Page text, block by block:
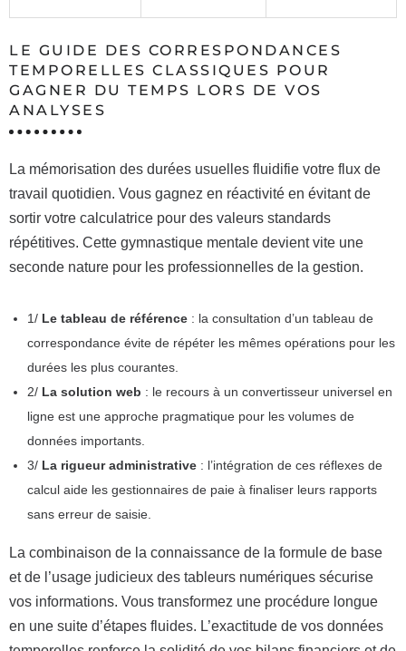
LE GUIDE DES CORRESPONDANCES
TEMPORELLES CLASSIQUES POUR
GAGNER DU TEMPS LORS DE VOS
ANALYSES
La mémorisation des durées usuelles fluidifie votre flux de
travail quotidien. Vous gagnez en réactivité en évitant de
sortir votre calculatrice pour des valeurs standards
répétitives. Cette gymnastique mentale devient vite une
seconde nature pour les professionnelles de la gestion.
1/ Le tableau de référence : la consultation d’un tableau de
correspondance évite de répéter les mêmes opérations pour les
durées les plus courantes.
2/ La solution web : le recours à un convertisseur universel en
ligne est une approche pragmatique pour les volumes de
données importants.
3/ La rigueur administrative : l’intégration de ces réflexes de
calcul aide les gestionnaires de paie à finaliser leurs rapports
sans erreur de saisie.
La combinaison de la connaissance de la formule de base
et de l’usage judicieux des tableurs numériques sécurise
vos informations. Vous transformez une procédure longue
en une suite d’étapes fluides. L’exactitude de vos données